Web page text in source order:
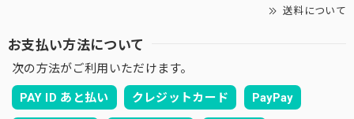
送料について
お支払い方法について
次の方法がご利用いただけます。
PAY ID あと払い クレジットカード PayPay